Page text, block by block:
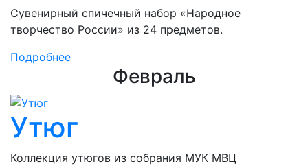
Сувенирный спичечный набор «Народное
творчество России» из 24 предметов.
Подробнее
Февраль
Утюг
Коллекция утюгов из собрания МУК МВЦ